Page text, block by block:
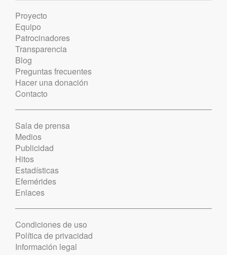
Proyecto
Equipo
Patrocinadores
Transparencia
Blog
Preguntas frecuentes
Hacer una donación
Contacto
Sala de prensa
Medios
Publicidad
Hitos
Estadísticas
Efemérides
Enlaces
Condiciones de uso
Política de privacidad
Información legal